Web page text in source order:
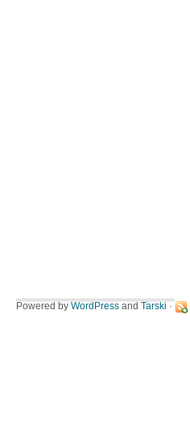
Powered by WordPress and Tarski ·